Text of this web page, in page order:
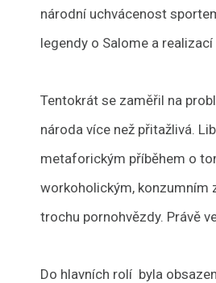
národní uchvácenost
legendy o Salome a
Tentokrát se zaměřil na
národa více než přitažlivá.
metaforickým příběhem o
workoholickým, konzumním
trochu pornohvězdy. Právě
Do hlavních rolí byla